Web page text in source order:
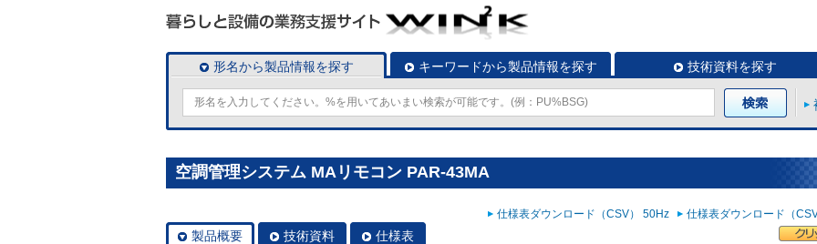
形名から製品情報を探す キーワードから製品情報を探す 技術資料を探す
空調管理システム MAリモコン PAR-43MA
仕様表ダウンロード（CSV） 50Hz 仕様表ダウンロード（
製品概要 技術資料 仕様表